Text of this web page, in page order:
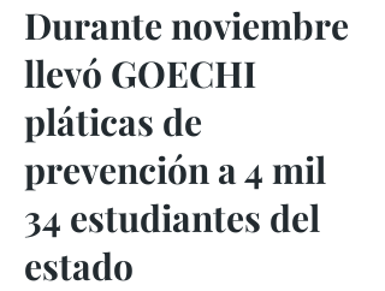
Durante noviembre
llevó GOECHI
pláticas de
prevención a 4 mil
34 estudiantes del
estado